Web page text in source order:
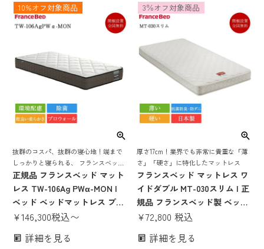
続スプリング 抗菌 防ダニ
10%オフ対象商品
抜群のコスパ、抜群の寝心地！端まで
しっかりと寝られる、 フランスベッド
が誇る最高技術を使用した 限定お買い
得マットレス
正規品 フランスベッド マット
レス TW-106Ag PWα-MON |
ベッド ベッドマットレス プロ
ウォール モアリー 除菌 キュリ
ブル ダブル ワイドダブル セミ
¥146,300税込〜
詳細を見る
3％オフ対象商品
厚さ17cm！業界でも非常に貴重な「薄
さ」「硬さ」に特化したマットレス
フランスベッド マットレス ワ
イドダブル MT-030スリム | 正
規品 フランスベッド製 ベッド
ワイドダブルマットレス ワイ
レス かたい かため 硬め 腰痛
¥72,800 税込
詳細を見る